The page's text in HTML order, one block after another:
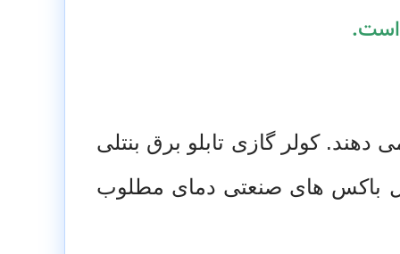
است.
دهند.کولر گازی تابلو برق بنتلی
باکس های صنعتی دمای مطلوب